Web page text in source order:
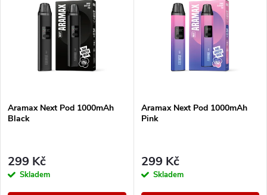
p
r
o
Nejprodávanější
Abecedně
s
p
r
Aramax Next Pod 1000mAh
Black
299 Kč
Skladem
Aramax Next Pod 1000mAh
Pink
299 Kč
Skladem